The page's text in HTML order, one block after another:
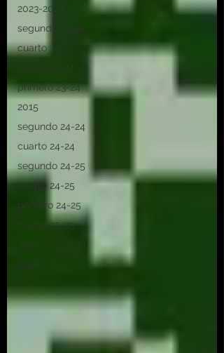
2023-2024
segundo 23-24
cuarto
cuarto 23-24
primero 23-24
2015
segundo 24-24
cuarto 24-24
segundo 24-25
cuarto 24-25
primero 24-25
cuarto 25-25
2025
2026